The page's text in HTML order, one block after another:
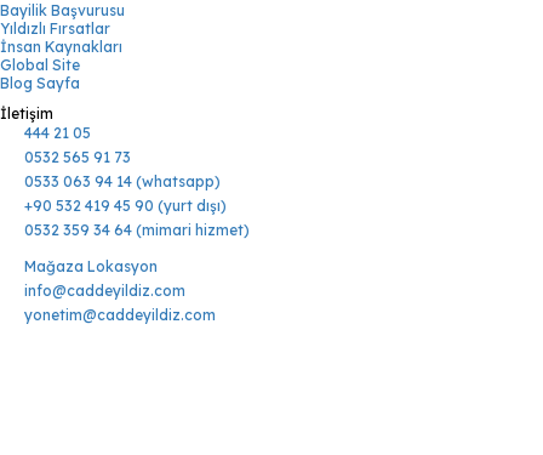
Bayilik Başvurusu
Yıldızlı Fırsatlar
İnsan Kaynakları
Global Site
Blog Sayfa
İletişim
444 21 05
0532 565 91 73
0533 063 94 14 (whatsapp)
+90 532 419 45 90 (yurt dışı)
0532 359 34 64 (mimari hizmet)
Mağaza Lokasyon
info@caddeyildiz.com
yonetim@caddeyildiz.com